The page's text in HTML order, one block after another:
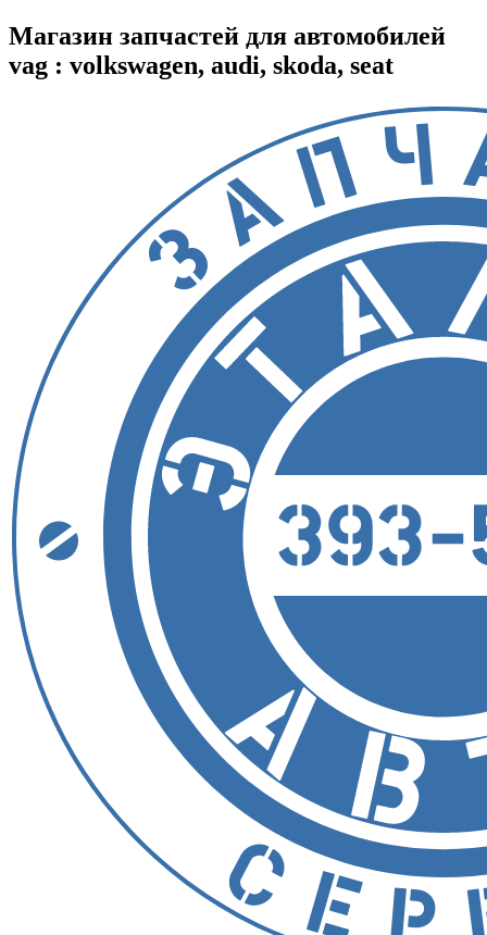
Магазин запчастей для автомобилей
vag : volkswagen, audi, skoda, seat